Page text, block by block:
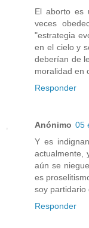
El aborto es
veces
"estrategia
en el cielo y
deberían de
moralidad en
Responder
Anónimo 05
Y es
actualmente,
aún se
es
soy partidario
Responder